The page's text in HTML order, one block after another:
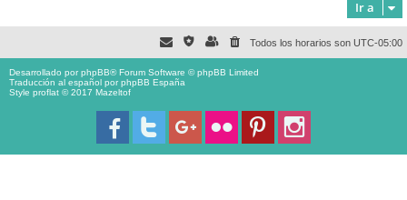
Ir a
Todos los horarios son UTC-05:00
Desarrollado porphpBB® Forum Software © phpBB Limited
Traducción al español porphpBB España
Style proflat © 2017 Mazeltof